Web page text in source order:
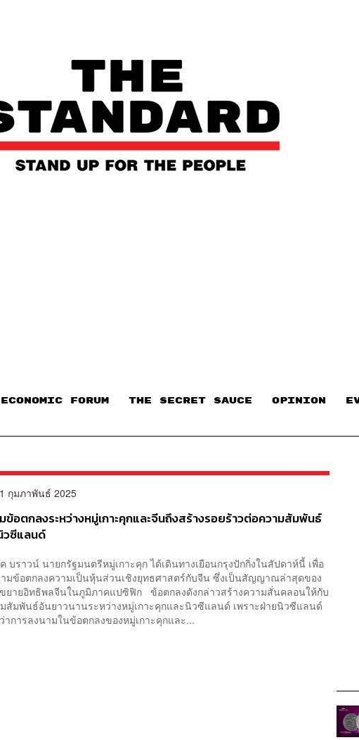
ECONOMIC FORUM THE SECRET SAUCE​ OPINION
กุมภาพันธ์ 2025
ข้อตกลงระหว่างหมู่เกาะคุกและจีนถึงสร้างรอยร้าวต่อความสัมพันธ์
วซีแลนด์
บราวน์ นายกรัฐมนตรีหมู่เกาะคุก ได้เดินทางเยือนกรุงปักกิ่งในสัปดาห์นี้ เพื่อ
มข้อตกลงความเป็นหุ้นส่วนเชิงยุทธศาสตร์กับจีน ซึ่งเป็นสัญญาณล่าสุดของ
ยายอิทธิพลจีนในภูมิภาคแปซิฟิก ข้อตกลงดังกล่าวสร้างความสั่นคลอนให้กับ
สัมพันธ์อันยาวนานระหว่างหมู่เกาะคุกและนิวซีแลนด์ เพราะฝ่ายนิวซีแลนด์
าการลงนามในข้อตกลงของหมู่เกาะคุกและ...